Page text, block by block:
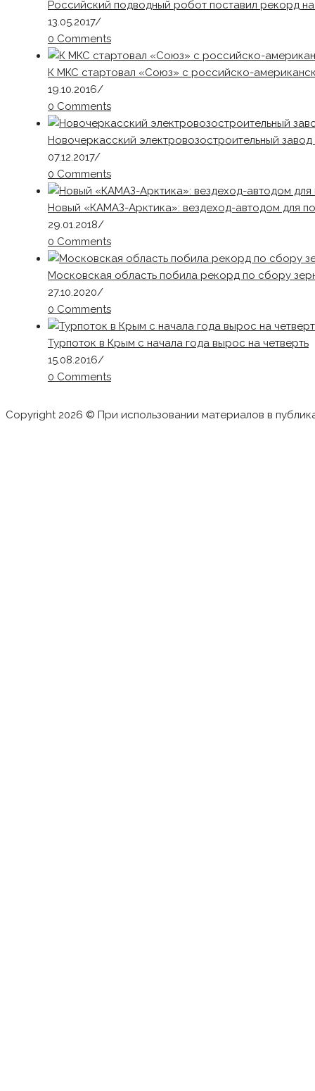
Российский подводный робот поставил рекорд
13.05.2017/
0 Comments
К МКС стартовал «Союз» с российско-
19.10.2016/
0 Comments
Новочеркасский электровозостроительный
07.12.2017/
0 Comments
Новый «КАМАЗ-Арктика»: вездеход-автодом для
29.01.2018/
0 Comments
Московская область побила рекорд по сбору
27.10.2020/
0 Comments
Турпоток в Крым с начала года вырос на четверть
15.08.2016/
0 Comments
Copyright 2026 © При использовании материалов в